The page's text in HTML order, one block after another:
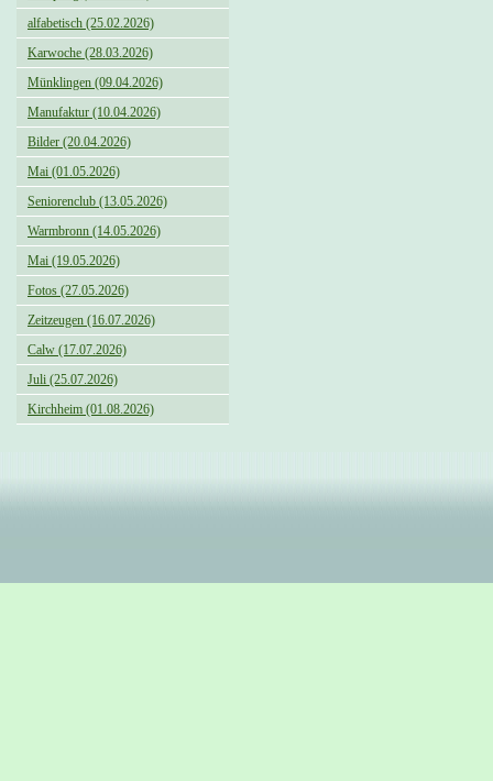
alfabetisch (25.02.2026)
Karwoche (28.03.2026)
Münklingen (09.04.2026)
Manufaktur (10.04.2026)
Bilder (20.04.2026)
Mai (01.05.2026)
Seniorenclub (13.05.2026)
Warmbronn (14.05.2026)
Mai (19.05.2026)
Fotos (27.05.2026)
Zeitzeugen (16.07.2026)
Calw (17.07.2026)
Juli (25.07.2026)
Kirchheim (01.08.2026)